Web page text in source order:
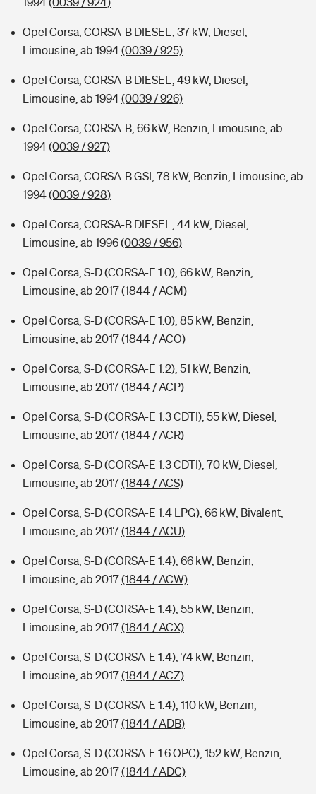
Opel Corsa, CORSA-B DIESEL, 37 kW, Diesel,
Limousine, ab 1994(0039 / 925)
Opel Corsa, CORSA-B DIESEL, 49 kW, Diesel,
Limousine, ab 1994(0039 / 926)
Opel Corsa, CORSA-B, 66 kW, Benzin, Limousine, ab
1994(0039 / 927)
Opel Corsa, CORSA-B GSI, 78 kW, Benzin, Limousine, ab
1994(0039 / 928)
Opel Corsa, CORSA-B DIESEL, 44 kW, Diesel,
Limousine, ab 1996(0039 / 956)
Opel Corsa, S-D (CORSA-E 1.0), 66 kW, Benzin,
Limousine, ab 2017(1844 / ACM)
Opel Corsa, S-D (CORSA-E 1.0), 85 kW, Benzin,
Limousine, ab 2017(1844 / ACO)
Opel Corsa, S-D (CORSA-E 1.2), 51 kW, Benzin,
Limousine, ab 2017(1844 / ACP)
Opel Corsa, S-D (CORSA-E 1.3 CDTI), 55 kW, Diesel,
Limousine, ab 2017(1844 / ACR)
Opel Corsa, S-D (CORSA-E 1.3 CDTI), 70 kW, Diesel,
Limousine, ab 2017(1844 / ACS)
Opel Corsa, S-D (CORSA-E 1.4 LPG), 66 kW, Bivalent,
Limousine, ab 2017(1844 / ACU)
Opel Corsa, S-D (CORSA-E 1.4), 66 kW, Benzin,
Limousine, ab 2017(1844 / ACW)
Opel Corsa, S-D (CORSA-E 1.4), 55 kW, Benzin,
Limousine, ab 2017(1844 / ACX)
Opel Corsa, S-D (CORSA-E 1.4), 74 kW, Benzin,
Limousine, ab 2017(1844 / ACZ)
Opel Corsa, S-D (CORSA-E 1.4), 110 kW, Benzin,
Limousine, ab 2017(1844 / ADB)
Opel Corsa, S-D (CORSA-E 1.6 OPC), 152 kW, Benzin,
Limousine, ab 2017(1844 / ADC)